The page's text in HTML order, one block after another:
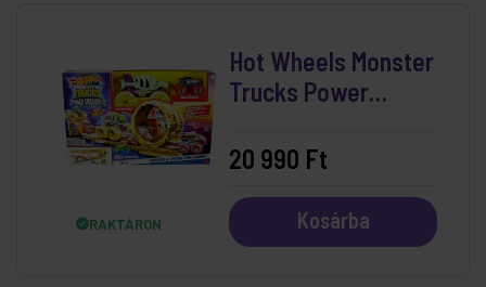
RAKTÁRON
Hot Wheels Monster
Trucks Power
Pályaszett
20 990 Ft
Kosárba